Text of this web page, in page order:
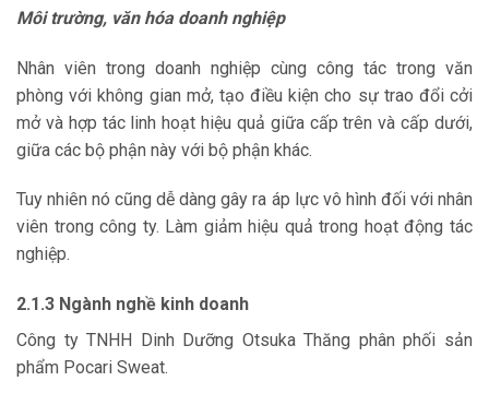
Môi trường, văn hóa doanh nghiệp
Nhân viên trong doanh nghiệp cùng công tác trong văn
phòng với không gian mở, tạo điều kiện cho sự trao đổi cởi
mở và hợp tác linh hoạt hiệu quả giữa cấp trên và cấp dưới,
giữa các bộ phận này với bộ phận khác.
Tuy nhiên nó cũng dễ dàng gây ra áp lực vô hình đối với nhân
viên trong công ty. Làm giảm hiệu quả trong hoạt động tác
nghiệp.
2.1.3 Ngành nghề kinh doanh
Công ty TNHH Dinh Dưỡng Otsuka Thăng phân phối sản
phẩm Pocari Sweat.